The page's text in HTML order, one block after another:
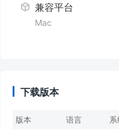
兼容平台
Mac
下载版本
版本 语言 系